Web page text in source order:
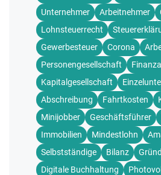
Unternehmer
Arbeitnehmer
Lohnsteuerrecht
Gewerbesteuer
Corona
Personengesellschaft
Kapitalgesellschaft
Abschreibung
Fahrtkosten
Minijobber
Geschäftsführer
Immobilien
Mindestlohn
Selbstständige
Bilanz
Digitale Buchhaltung